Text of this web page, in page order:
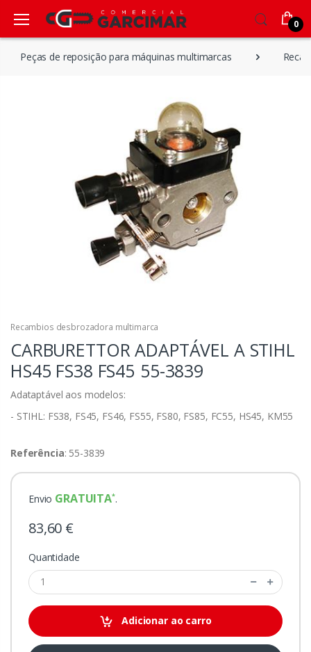
0
Peças de reposição para máquinas multimarcas
Recambios desbrozadora multimarca
CARBURETTOR ADAPTÁVEL A STIHL
HS45 FS38 FS45 55-3839
Adataptável aos modelos:
- STIHL: FS38, FS45, FS46, FS55, FS80, FS85, FC55, HS45, KM55
Referência: 55-3839
Envio GRATUITA .
83,60 €
Quantidade
Adicionar ao carro